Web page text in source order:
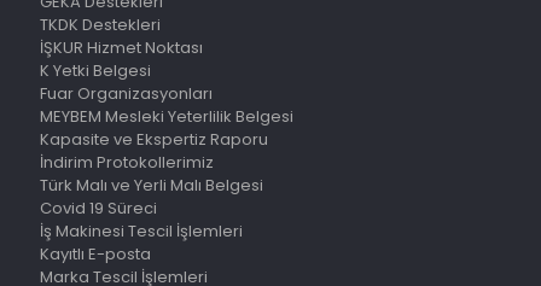
TKDK Destekleri
İŞKUR Hizmet Noktası
K Yetki Belgesi
Fuar Organizasyonları
MEYBEM Mesleki Yeterlilik Belgesi
Kapasite ve Ekspertiz Raporu
İndirim Protokollerimiz
Türk Malı ve Yerli Malı Belgesi
Covid 19 Süreci
İş Makinesi Tescil İşlemleri
Kayıtlı E-posta
Marka Tescil İşlemleri